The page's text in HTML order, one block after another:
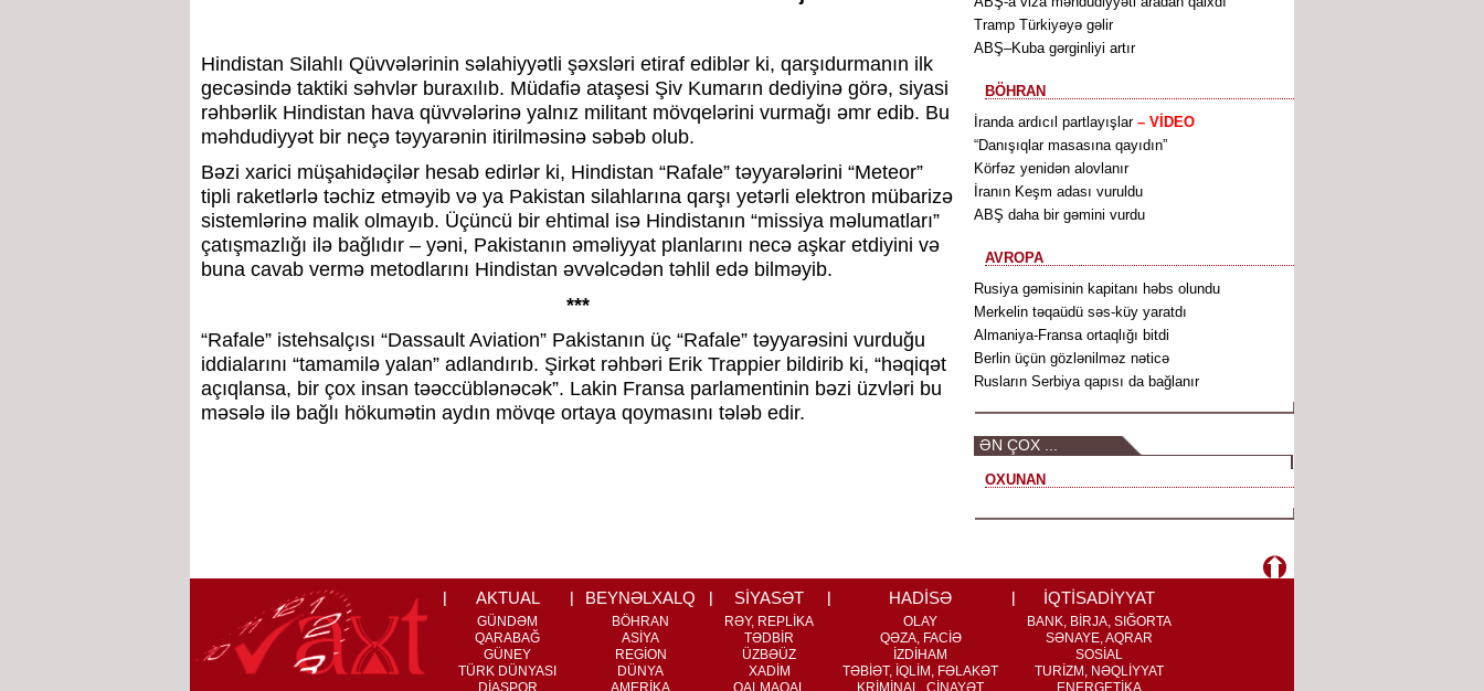
Hindistan Silahlı Qüvvələrinin səlahiyyətli şəxsləri etiraf ediblər ki, qarşıdurmanın ilk
gecəsində taktiki səhvlər buraxılıb. Müdafiə ataşesi Şiv Kumarın dediyinə görə, siyasi
rəhbərlik Hindistan hava qüvvələrinə yalnız militant mövqelərini vurmağı əmr edib. Bu
məhdudiyyət bir neçə təyyarənin itirilməsinə səbəb olub.
Bəzi xarici müşahidəçilər hesab edirlər ki, Hindistan “Rafale” təyyarələrini “Meteor”
tipli raketlərlə təchiz etməyib və ya Pakistan silahlarına qarşı yetərli elektron mübarizə
sistemlərinə malik olmayıb. Üçüncü bir ehtimal isə Hindistanın “missiya məlumatları”
çatışmazlığı ilə bağlıdır – yəni, Pakistanın əməliyyat planlarını necə aşkar etdiyini və
buna cavab vermə metodlarını Hindistan əvvəlcədən təhlil edə bilməyib.
***
“Rafale” istehsalçısı “Dassault Aviation” Pakistanın üç “Rafale” təyyarəsini vurduğu
iddialarını “tamamilə yalan” adlandırıb. Şirkət rəhbəri Erik Trappier bildirib ki, “həqiqət
açıqlansa, bir çox insan təəccüblənəcək”. Lakin Fransa parlamentinin bəzi üzvləri bu
məsələ ilə bağlı hökumətin aydın mövqe ortaya qoymasını tələb edir.
Tramp Türkiyəyə gəlir
ABŞ–Kuba gərginliyi artır
BÖHRAN
İranda ardıcıl partlayışlar– VİDEO
“Danışıqlar masasına qayıdın”
Körfəz yenidən alovlanır
İranın Keşm adası vuruldu
ABŞ daha bir gəmini vurdu
AVROPA
Rusiya gəmisinin kapitanı həbs olundu
Merkelin təqaüdü səs-küy yaratdı
Almaniya-Fransa ortaqlığı bitdi
Berlin üçün gözlənilməz nəticə
Rusların Serbiya qapısı da bağlanır
ƏN ÇOX ...
OXUNAN
AKTUAL
GÜNDƏM
QARABAĞ
GÜNEY
TÜRK DÜNYASI
DİASPOR
BEYNƏLXALQ
BÖHRAN
ASİYA
REGİON
DÜNYA
AMERİKA
SİYASƏT
RƏY, REPLİKA
TƏDBİR
ÜZBƏÜZ
XADİM
QALMAQAL
HADİSƏ
OLAY
QƏZA, FACİƏ
İZDİHAM
TƏBİƏT, İQLİM, FƏLAKƏT
KRİMİNAL, CİNAYƏT
İQTİSADİYYAT
BANK, BİRJA, SIĞORTA
SƏNAYE, AQRAR
SOSİAL
TURİZM, NƏQLİYYAT
ENERGETİKA